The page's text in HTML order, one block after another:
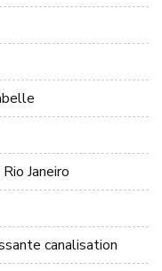
Janeiro
canalisation